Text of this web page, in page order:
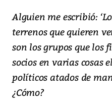
Alguien me escribió:
terrenos que quieren
son los grupos que los
socios en varias cosas
políticos atados de
¿Cómo?